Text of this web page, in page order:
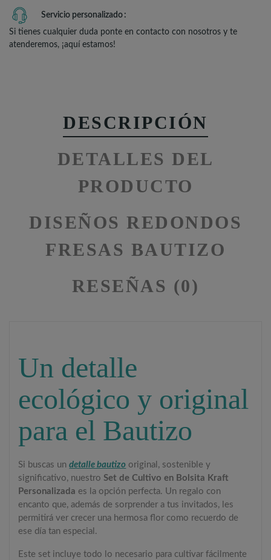
Servicio personalizado
Si tienes cualquier duda ponte en contacto con nosotros y te
atenderemos, ¡aquí estamos!
DESCRIPCIÓN
DETALLES DEL
PRODUCTO
DISEÑOS REDONDOS
FRESAS BAUTIZO
RESEÑAS (0)
Un detalle
ecológico y original
para el Bautizo
Si buscas undetalle bautizo original, sostenible y
significativo, nuestroSet de Cultivo en Bolsita Kraft
Personalizada es la opción perfecta. Un regalo con
encanto que, además de sorprender a tus invitados, les
permitirá ver crecer una hermosa flor como recuerdo de
ese día tan especial.
Este set incluye todo lo necesario para cultivar fácilmente